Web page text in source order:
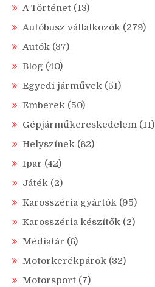
A Történet (13)
Autóbusz vállalkozók (279)
Autók (37)
Blog (40)
Egyedi járművek (51)
Emberek (50)
Gépjárműkereskedelem (11)
Helyszínek (62)
Ipar (42)
Játék (2)
Karosszéria gyártók (95)
Karosszéria készítők (2)
Médiatár (6)
Motorkerékpárok (32)
Motorsport (7)